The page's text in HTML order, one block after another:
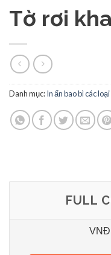
Tờ rơi
Danh mục:In ấn bao bì các
FULL
VNĐ